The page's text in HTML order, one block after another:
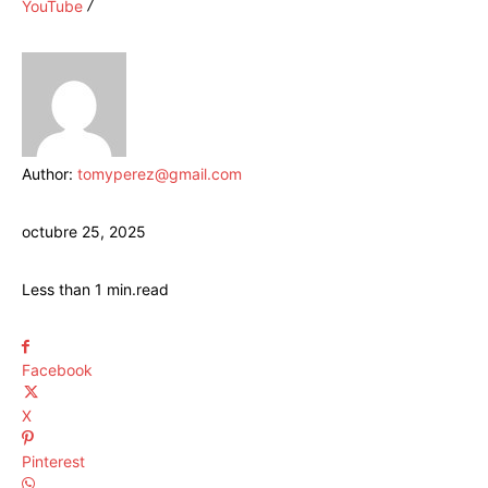
YouTube
Author: tomyperez@gmail.com
octubre 25, 2025
Less than 1 min.read
Facebook
X
Pinterest